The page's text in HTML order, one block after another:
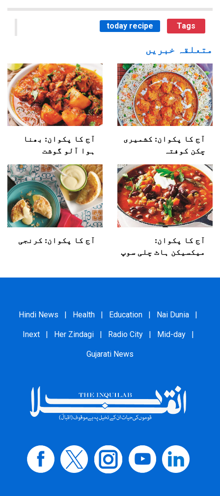
today recipe Tags
متعلقہ خبریں
آج کا پکوان: کشمیری
چکن کوفتہ
آج کا پکوان: بھنا
ہوا آلو گوشت
آج کا پکوان:
میکسیکن ہاٹ چلی سوپ
آج کا پکوان: کرنجی
Hindi News | Health | Education | Nai Dunia |
Inext | Her Zindagi | Radio City | Mid-day |
Gujarati News